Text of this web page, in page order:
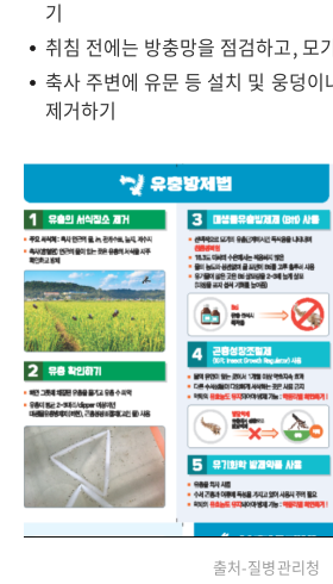
기
취침 전에는 방충망을 점검하고, 모
축사 주변에 유문 등 설치 및 웅덩이
제거하기
출처-질병관리청